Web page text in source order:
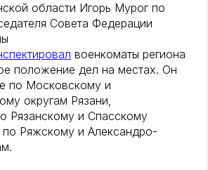
области Игорь Мурог по
Совета Федерации
военкоматы региона
положение дел на местах. Он
по Московскому и
округам Рязани,
Рязанскому и Спасскому
по Ряжскому и Александро-